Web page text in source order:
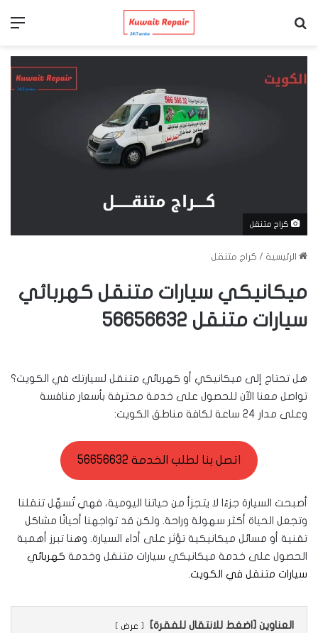
كراج متنقل
الرئيسية / كراج متنقل
ميكانيكي سيارات متنقل كهربائي
سيارات متنقل 56656632
هل تحتاج إلى ميكانيكي أو كهربائي متنقل لسيارتك في الكويت؟
تواصل معنا الآن للحصول على خدمة محترفة بأسعار منافسة
وعلى مدار 24 ساعة لكافة مناطق الكويت:
اتصل بنا لطلب الخدمة 56656632
أصبحت السيارة جزءًا لا يتجزأ من حياتنا اليومية، فهي تُسهِّل تنقلنا
وتجعل الحياة أكثر سهولة وراحة. ولكن قد تواجهنا أحيانًا مشاكل
تقنية أو مسائل ميكانيكية تؤثر على أداء السيارة. وهنا تبرز أهمية
الحصول على خدمة ميكانيكي سيارات متنقل وخدمة كهربائي
سيارات متنقل في الكويت.
العناوين [اضغط للانتقال للفقرة] عرض